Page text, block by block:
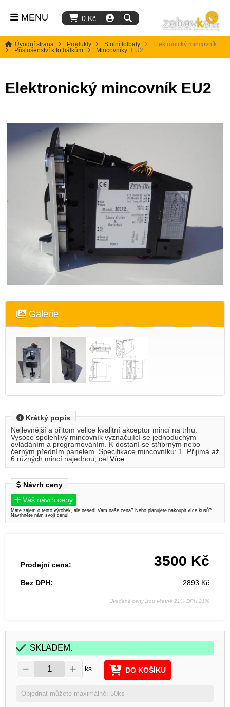
0 Kč
MENU
Úvodní strana Produkty
Stolní fotbaly
Příslušenství k fotbálkům
Mincovníky
Elektronický mincovník
EU2
Elektronický mincovník EU2
Galerie
Krátký popis
Nejlevnější a přitom velice kvalitní akceptor mincí na trhu.
Vysoce spolehlivý mincovník vyznačující se jednoduchým
ovládáním a programováním. K dostaní se střibrným nebo
černým předním panelem. Specifikace mincovníku: 1. Přijímá až
6 různých mincí najednou, cel Více ...
Návrh ceny
Váš návrh ceny
Máte zájem o tento výrobek, ale nesedí Vám naše cena? Nebo planujete nakoupit více kusů?
Navrhněte nám svojí cenu!
Prodejní cena: 3500 Kč
Bez DPH: 2893 Kč
Uvedené ceny jsou včetně 21% DPH 21%
SKLADEM.
ks DO KOŠÍKU
Objednat můžete maximálně: 50ks